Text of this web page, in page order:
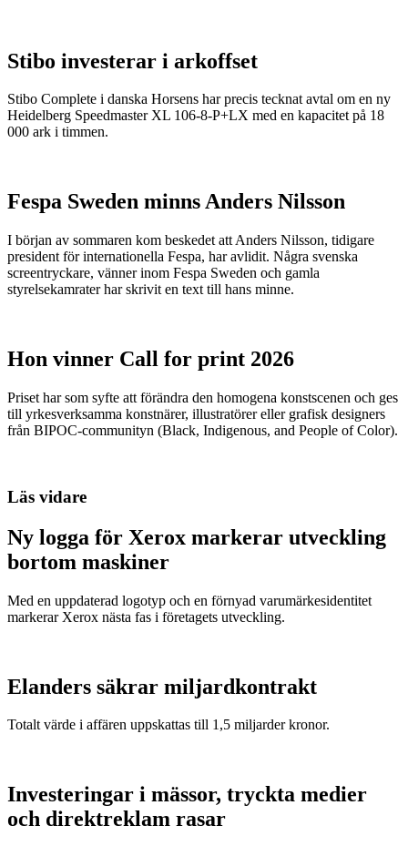
Stibo investerar i arkoffset
Stibo Complete i danska Horsens har precis tecknat avtal om en ny
Heidelberg Speedmaster XL 106-8-P+LX med en kapacitet på 18
000 ark i timmen.
Fespa Sweden minns Anders Nilsson
I början av sommaren kom beskedet att Anders Nilsson, tidigare
president för internationella Fespa, har avlidit. Några svenska
screentryckare, vänner inom Fespa Sweden och gamla
styrelsekamrater har skrivit en text till hans minne.
Hon vinner Call for print 2026
Priset har som syfte att förändra den homogena konstscenen och ges
till yrkesverksamma konstnärer, illustratörer eller grafisk designers
från BIPOC-communityn (Black, Indigenous, and People of Color).
Läs vidare
Ny logga för Xerox markerar utveckling
bortom maskiner
Med en uppdaterad logotyp och en förnyad varumärkesidentitet
markerar Xerox nästa fas i företagets utveckling.
Elanders säkrar miljardkontrakt
Totalt värde i affären uppskattas till 1,5 miljarder kronor.
Investeringar i mässor, tryckta medier
och direktreklam rasar